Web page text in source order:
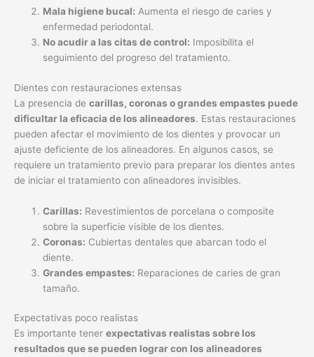
Mala higiene bucal: Aumenta el riesgo de caries y
enfermedad periodontal.
No acudir a las citas de control: Imposibilita el
seguimiento del progreso del tratamiento.
Dientes con restauraciones extensas
La presencia de carillas, coronas o grandes empastes puede
dificultar la eficacia de los alineadores. Estas restauraciones
pueden afectar el movimiento de los dientes y provocar un
ajuste deficiente de los alineadores. En algunos casos, se
requiere un tratamiento previo para preparar los dientes antes
de iniciar el tratamiento con alineadores invisibles.
Carillas: Revestimientos de porcelana o composite
sobre la superficie visible de los dientes.
Coronas: Cubiertas dentales que abarcan todo el
diente.
Grandes empastes: Reparaciones de caries de gran
tamaño.
Expectativas poco realistas
Es importante tener expectativas realistas sobre los
resultados que se pueden lograr con los alineadores